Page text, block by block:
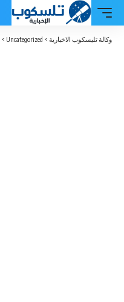
وكالة تليسكوب الاخبارية >
Uncategorized
>